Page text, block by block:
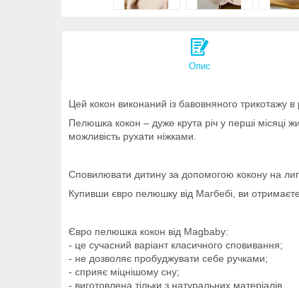
Опис
Цей кокон виконаний із бавовняного трикотажу
Пелюшка кокон – дуже крута річ у перші
можливість рухати ніжками.
Сповилювати дитину за допомогою кокону на
Купивши євро пелюшку від Магбебі, ви
Євро пелюшка кокон від Magbaby:
- це сучасний варіант класичного сповивання;
- не дозволяє пробуджувати себе ручками;
- сприяє міцнішому сну;
- виготовлена тільки з натуральних матеріалів.